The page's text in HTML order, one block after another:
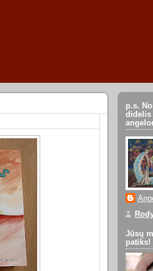
p.s.
didelis
Jūsų
patiks!